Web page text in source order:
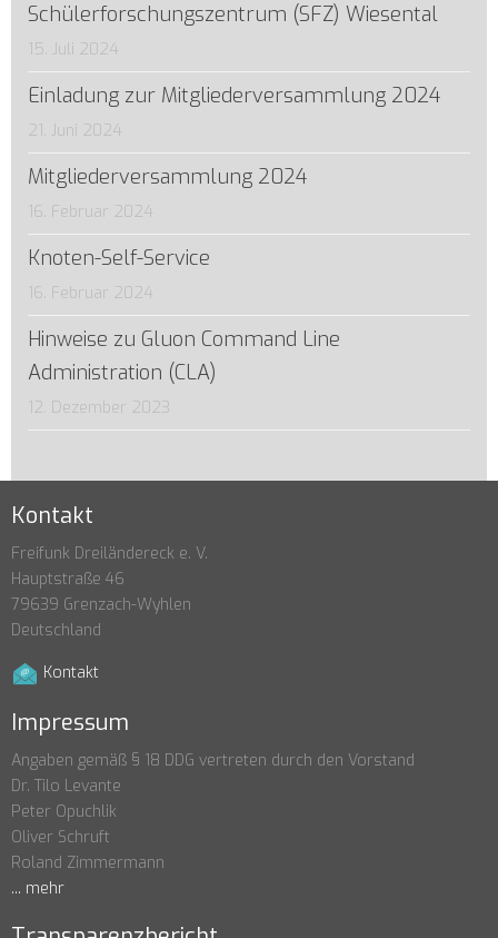
Schülerforschungszentrum (SFZ) Wiesental
15. Juli 2024
Einladung zur Mitgliederversammlung 2024
21. Juni 2024
Mitgliederversammlung 2024
16. Februar 2024
Knoten-Self-Service
16. Februar 2024
Hinweise zu Gluon Command Line
Administration (CLA)
12. Dezember 2023
Kontakt
Freifunk Dreiländereck e. V.
Hauptstraße 46
79639 Grenzach-Wyhlen
Deutschland
Kontakt
Impressum
Angaben gemäß § 18 DDG vertreten durch den Vorstand
Dr. Tilo Levante
Peter Opuchlik
Oliver Schruft
Roland Zimmermann
... mehr